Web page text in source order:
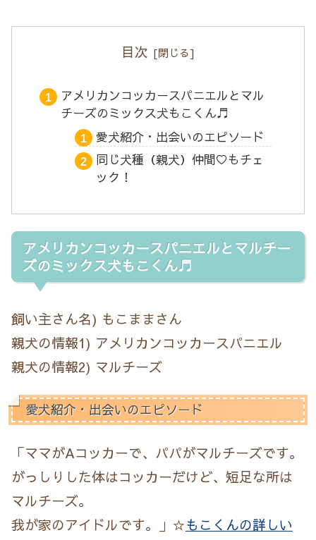
目次
アメリカンコッカースパニエルとマル
チーズのミックス犬もこくん♬
愛犬紹介・出会いのエピソード
同じ犬種（親犬）仲間♡もチェ
ック！
アメリカンコッカースパニエルとマルチー
ズのミックス犬もこくん♬
飼い主さん名) もこままさん
親犬の情報1) アメリカンコッカースパニエル
親犬の情報2) マルチーズ
愛犬紹介・出会いのエピソード
「ママがAコッカーで、パパがマルチーズです。
がっしりした体はコッカーだけど、短足な所は
マルチーズ。
我が家のアイドルです。」☆もこくんの詳しい